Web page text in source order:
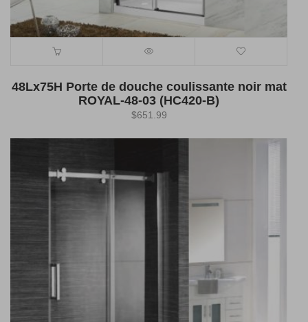
48Lx75H Porte de douche coulissante noir mat
ROYAL-48-03 (HC420-B)
$651.99